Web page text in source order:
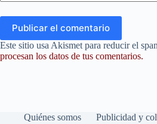
Publicar el comentario
Este sitio usa Akismet para reducir el
procesan los datos de tus comentarios.
Quiénes somos
Publicidad y